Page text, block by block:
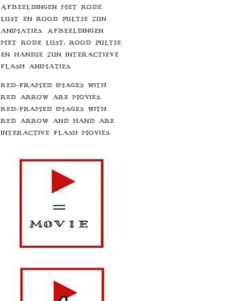
Afbeeldingen met rode
lijst en rood pijltje zijn
animaties. Afbeeldingen
met rode lijst, rood pijltje
en handje zijn interactieve
flash animaties.
Red-framed images with
red arrow are movies.
Red-framed images with
red arrow and hand are
interactive flash movies.